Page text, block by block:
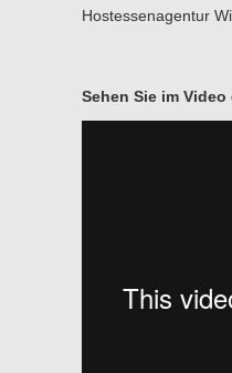
Hostessenagentur
Sehen Sie im